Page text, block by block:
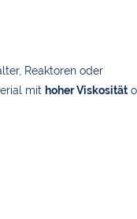
Reaktoren oder
mit hoher Viskosität